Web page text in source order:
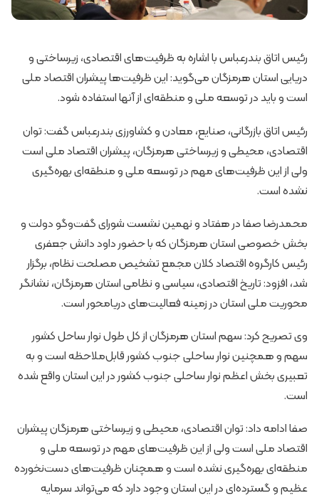
رئیس اتاق بندرعباس با اشاره به ظرفیت‌های اقتصادی، زیرساختی و
دریایی استان هرمزگان می‌گوید: این ظرفیت‌ها پیشران اقتصاد ملی
است و باید در توسعه ملی و منطقه‌ای از آنها استفاده شود.
رئیس اتاق بازرگانی، صنایع، معادن و کشاورزی بندرعباس گفت: توان
اقتصادی، محیطی و زیرساختی هرمزگان، پیشران اقتصاد ملی است
ولی از این ظرفیت‌های مهم در توسعه ملی و منطقه‌ای بهره‌گیری
نشده است.
محمدرضا صفا در هفتاد و نهمین نشست شورای گفت‌وگو دولت و
بخش خصوصی استان هرمزگان که با حضور داود دانش جعفری
رئیس کارگروه اقتصاد کلان مجمع تشخیص مصلحت نظام، برگزار
شد، افزود: تاریخ اقتصادی، سیاسی و نظامی استان هرمزگان، نشانگر
محوریت ملی استان در زمینه فعالیت‌های دریامحور است.
وی تصریح کرد: سهم استان هرمزگان از کل طول نوار ساحل کشور
سهم و همچنین نوار ساحلی جنوب کشور قابل‌ملاحظه است و به
تعبیری بخش اعظم نوار ساحلی جنوب کشور در این استان واقع شده
است.
صفا ادامه داد: توان اقتصادی، محیطی و زیرساختی هرمزگان پیشران
اقتصاد ملی است ولی از این ظرفیت‌های مهم در توسعه ملی و
منطقه‌ای بهره‌گیری نشده است و همچنان ظرفیت‌های دست‌نخورده
عظیم و گسترده‌ای در این استان وجود دارد که می‌تواند سرمایه